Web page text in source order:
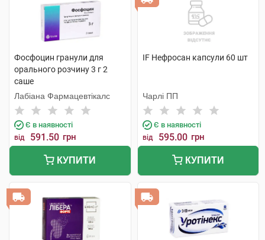
Фосфоцин гранули для
орального розчину 3 г 2
саше
Лабіана Фармацевтікалс
Є в наявності
від 591.50 грн
КУПИТИ
IF Нефросан капсули 60 шт
Чарлі ПП
Є в наявності
від 595.00 грн
КУПИТИ